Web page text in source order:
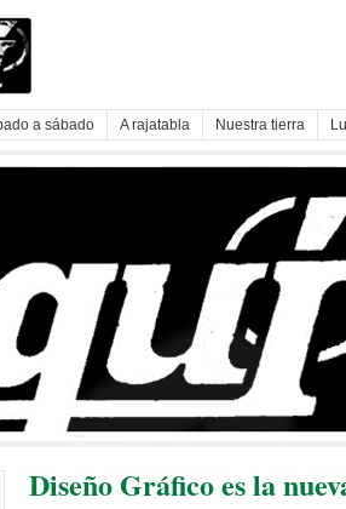
a sábado A rajatabla Nuestra tierra
Diseño Gráfico es la